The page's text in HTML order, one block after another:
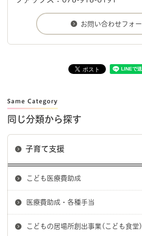
同じ分類から探す
子育て支援
こども医療費助成
医療費助成・各種手当
こどもの居場所創出事業(こども食堂)